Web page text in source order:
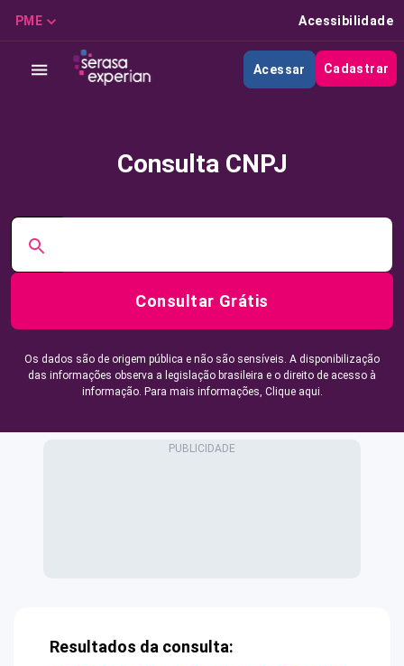
PME Acessibilidade
Acessar Cadastrar
Consulta CNPJ
Consultar Grátis
Os dados são de origem pública e não são sensíveis. A disponibilização
das informações observa a legislação brasileira e o direito de acesso à
informação. Para mais informações, Clique aqui.
Resultados da consulta: